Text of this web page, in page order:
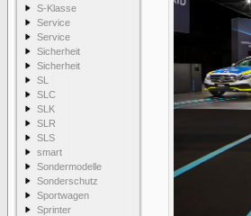
S-Klasse
Service
Service
Sicherheit
Sicherheit
SL
SLC
SLK
SLR
SLS
smart
Sondermodelle
Sonderschutz
Sportwagen
Sprinter